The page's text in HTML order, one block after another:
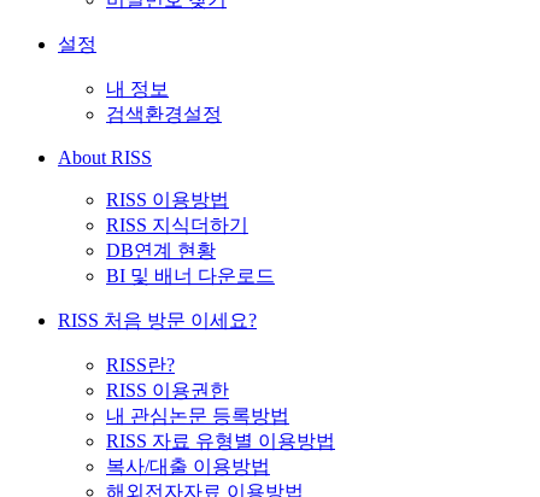
설정
내 정보
검색환경설정
About RISS
RISS 이용방법
RISS 지식더하기
DB연계 현황
BI 및 배너 다운로드
RISS 처음 방문 이세요?
RISS란?
RISS 이용권한
내 관심논문 등록방법
RISS 자료 유형별 이용방법
복사/대출 이용방법
해외전자자료 이용방법